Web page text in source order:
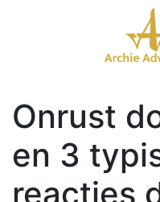
Onrust
en 3
reacties